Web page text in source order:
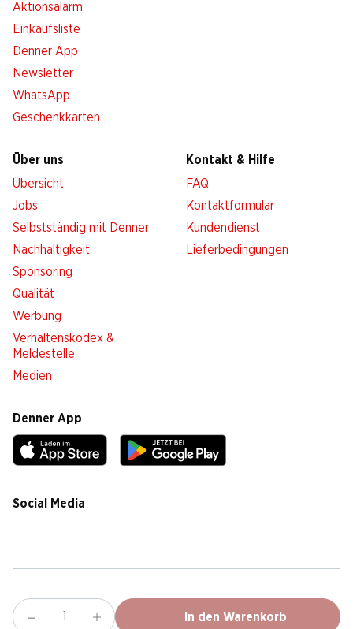
In den Warenkorb
Aktionsalarm
Einkaufsliste
Denner App
Newsletter
WhatsApp
Geschenkkarten
Über uns
Übersicht
Jobs
Selbstständig mit Denner
Nachhaltigkeit
Sponsoring
Qualität
Werbung
Verhaltenskodex &
Meldestelle
Medien
Kontakt & Hilfe
FAQ
Kontaktformular
Kundendienst
Lieferbedingungen
Denner App
Social Media
Cookie EinstellungenRechtlichesDatenschutzImpressumAGB